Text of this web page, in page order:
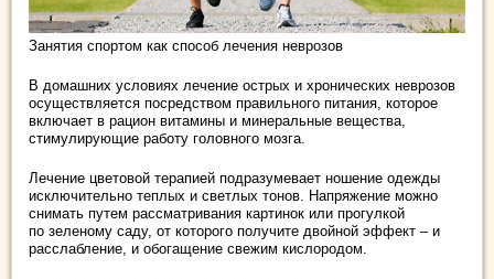
Занятия спортом как способ лечения неврозов
В домашних условиях лечение острых и хронических неврозов
осуществляется посредством правильного питания, которое
включает в рацион витамины и минеральные вещества,
стимулирующие работу головного мозга.
Лечение цветовой терапией подразумевает ношение одежды
исключительно теплых и светлых тонов. Напряжение можно
снимать путем рассматривания картинок или прогулкой
по зеленому саду, от которого получите двойной эффект – и
расслабление, и обогащение свежим кислородом.